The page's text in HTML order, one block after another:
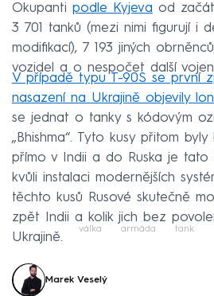
Okupanti podle Kyjeva od
3 701 tanků (mezi nimi figurují i
modifikací), 7 193 jiných
vozidel a o nespočet další
V případě typu T-90S se první
nasazení na Ukrajině objevily
se jednat o tanky s kódovým
„Bhishma“. Tyto kusy přitom
přímo v Indii a do Ruska je tato
kvůli instalaci modernějších
těchto kusů Rusové skutečně
zpět Indii a kolik jich bez
Ukrajině.
válka armáda tank
Marek Veselý